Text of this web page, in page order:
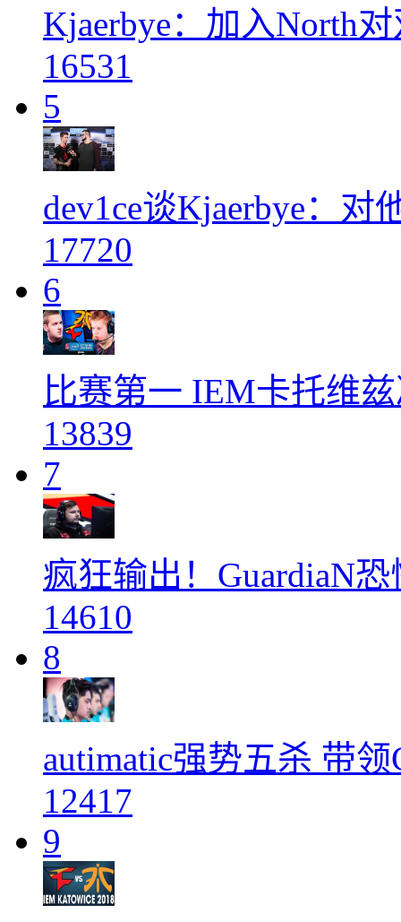
Kjaerbye：加入North
16531
5
dev1ce谈Kjaerbye：对
17720
6
比赛第一 IEM卡托维
13839
7
疯狂输出！GuardiaN
14610
8
autimatic强势五杀 带
12417
9